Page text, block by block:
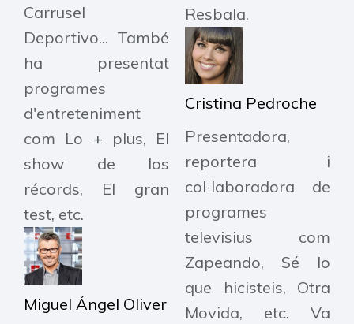
Carrusel
Deportivo... També
ha presentat
programes
d'entreteniment
com Lo + plus, El
show de los
récords, El gran
test, etc.
Miguel Ángel Oliver
Resbala.
Cristina Pedroche
Presentadora,
reportera i
col·laboradora de
programes
televisius com
Zapeando, Sé lo
que hicisteis, Otra
Movida, etc. Va